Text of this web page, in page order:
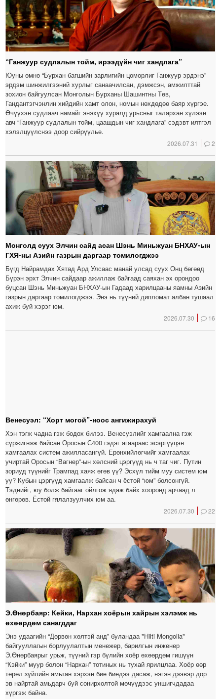
“Ганжуур судлалын тойм, ирээдүйн чиг хандлага”
Юуны өмнө “Бурхан багшийн зарлигийн цоморлиг Ганжуур эрдэнэ”
эрдэм шинжилгээний хурлыг санаачилсан, дэмжсэн, амжилттай
зохион байгуулсан Монголын Бурханы Шашинтны Төв,
Гандантэгчэнлин хийдийн хамт олон, номын нөхдөдөө баяр хүргэе.
Өчүүхэн судлаач намайг энэхүү хуралд урьсныг талархан хүлээн
авч “Ганжуур судлалын тойм, цаашдын чиг хандлага” сэдэвт илтгэл
хэлэлцүүлснээ доор сийрүүлье.
2026.07.31 2
Монголд суух Элчин сайд асан Шэнь Миньжуан БНХАУ-ын
ГХЯ-ны Азийн газрын даргаар томилогджээ
Бүгд Найрамдах Хятад Ард Улсаас манай улсад суух Онц бөгөөд
Бүрэн эрхт Элчин сайдаар ажиллаж байгаад саяхан эх орондоо
буцсан Шэнь Миньжуан БНХАУ-ын Гадаад харилцааны яамны Азийн
газрын даргаар томилогджээ. Энэ нь түүний дипломат албан тушаал
ахиж буй хэрэг юм.
2026.07.30 16
Венесуэл: “Хорт могой”-ноос ангижирахуй
Хэн тэгж чадна гэж бодох билээ. Венесуэлийг хамгаална гэж
сүржигнэж байсан Оросын С400 гэдэг агаараас эсэргүүцэн
хамгаалах систем ажилласангүй. Ерөнхийлөгчийг хамгаалах
учиртай Оросын “Вагнер”-ын хөлсний цэргүүд нь ч таг чиг. Путин
зориуд түүнийг Трампад хаяж өгөв үү? Эсхүл тийм муу систем юм
уу? Кубын цэргүүд хамгаалж байсан ч ёстой “юм” болсонгүй.
Тэднийг, юу болж байгааг ойлгож ядаж байх хооронд арчаад л
өнгөрөв. Ёстой гялалзуулчих юм аа.
2026.07.30 22
Э.Өнөрбаяр: Кейки, Нархан хоёрын хайрын хэлэмж нь
өхөөрдөм санагддаг
Энэ удаагийн “Дөрвөн хөлтэй анд” буландаа "Hilti Mongolia"
байгууллагын борлуулалтын менежер, барилгын инженер
Э.Өнөрбаярыг урьж, түүний гэр бүлийн хоёр өхөөрдөм гишүүн
“Кэйки” муур болон “Нархан” тотиных нь тухай ярилцлаа. Хоёр өөр
төрөл зүйлийн амьтан хэрхэн бие биедээ дасаж, нэгэн дээвэр дор
эв найртай амьдарч буй сонирхолтой мөчүүдээс уншигчдадаа
хүргэж байна.